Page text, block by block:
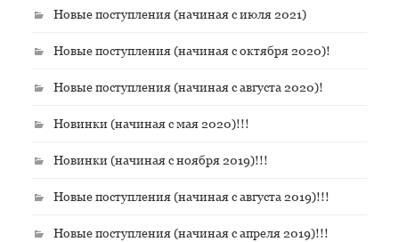
Новые поступления (начиная с июля 2021)
Новые поступления (начиная с октября 2020)!
Новые поступления (начиная с августа 2020)!
Новинки (начиная с мая 2020)!!!
Новинки (начиная с ноября 2019)!!!
Новые поступления (начиная с августа 2019)!!!
Новые поступления (начиная с апреля 2019)!!!